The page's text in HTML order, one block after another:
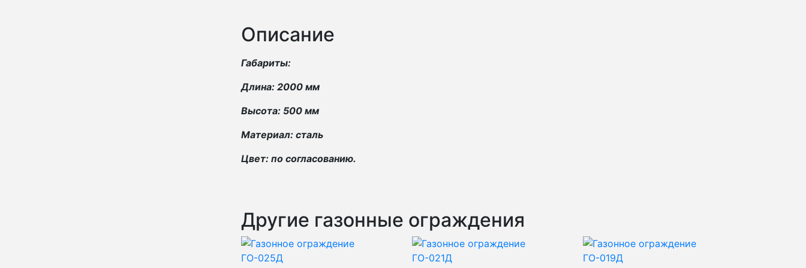
Описание
Габариты:
Длина: 2000 мм
Высота: 500 мм
Материал: сталь
Цвет: по согласованию.
Другие газонные ограждения